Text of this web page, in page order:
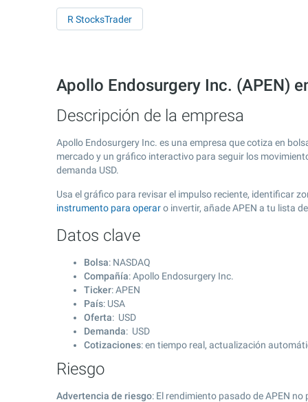
R StocksTrader
Apollo Endosurgery Inc. (APEN)
Descripción de la empresa
Apollo Endosurgery Inc. es una empresa que cotiza en
mercado y un gráfico interactivo para seguir los
demanda USD.
Usa el gráfico para revisar el impulso reciente, identificar
instrumento para operaro invertir, añade APEN a tu lista
Datos clave
Bolsa: NASDAQ
Compañía: Apollo Endosurgery Inc.
Ticker: APEN
País: USA
Oferta: USD
Demanda: USD
Cotizaciones: en tiempo real, actualización
Riesgo
Advertencia de riesgo: El rendimiento pasado de APEN